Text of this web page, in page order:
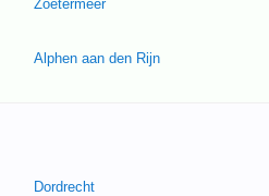
Zoetermeer
Alphen aan den Rijn
Dordrecht